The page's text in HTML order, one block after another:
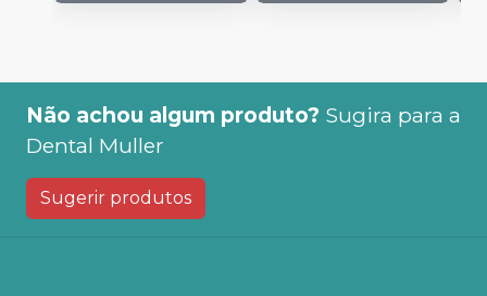
Não achou algum produto? Sugira para a
Dental Muller
Sugerir produtos